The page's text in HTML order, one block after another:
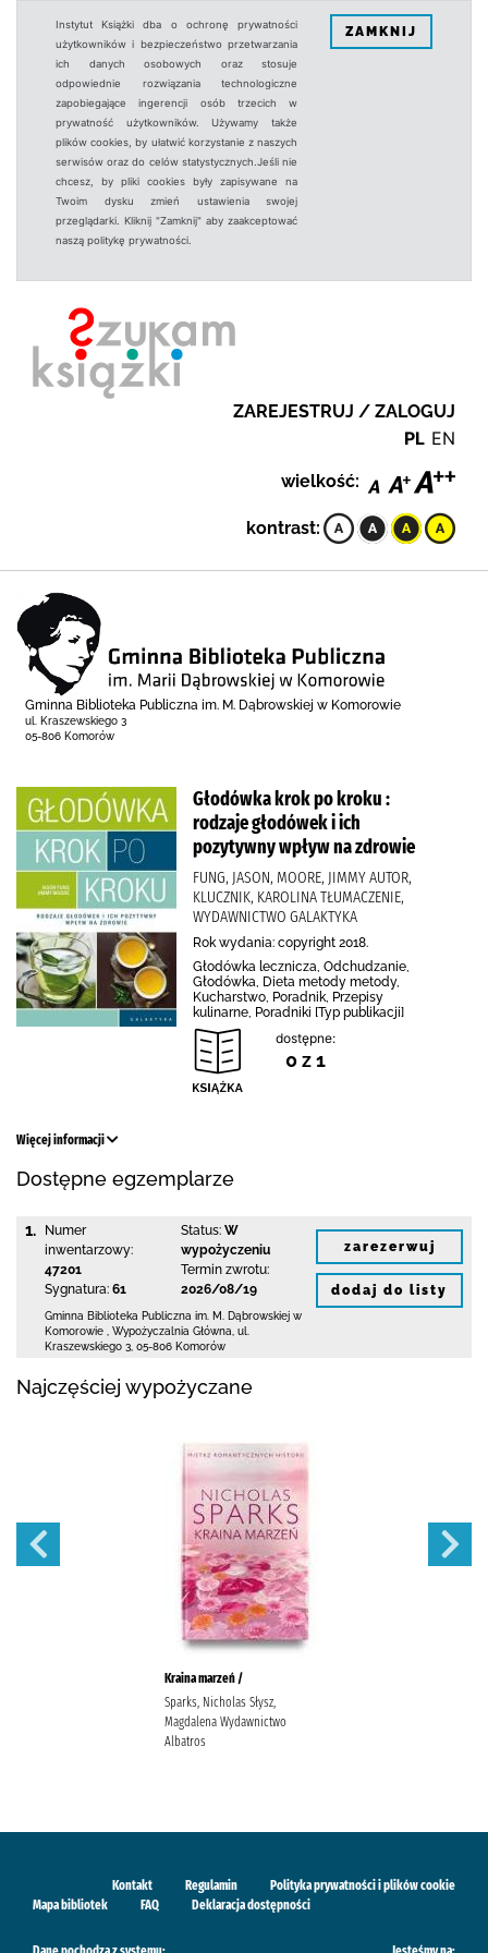
Instytut Książki dba o ochronę prywatności
użytkowników i bezpieczeństwo przetwarzania
ich danych osobowych oraz stosuje
odpowiednie rozwiązania technologiczne
zapobiegające ingerencji osób trzecich w
prywatność użytkowników. Używamy także
plików cookies, by ułatwić korzystanie z naszych
serwisów oraz do celów statystycznych.Jeśli nie
chcesz, by pliki cookies były zapisywane na
Twoim dysku zmień ustawienia swojej
przeglądarki. Kliknij "Zamknij" aby zaakceptować
naszą politykę prywatności.
ZAMKNIJ
ZAREJESTRUJ / ZALOGUJ
PL EN
wielkość:
kontrast:
Gminna Biblioteka Publiczna im. M. Dąbrowskiej w Komorowie
ul. Kraszewskiego 3
05-806 Komorów
Głodówka krok po kroku :
rodzaje głodówek i ich
pozytywny wpływ na zdrowie
FUNG, JASON, MOORE, JIMMY AUTOR,
KLUCZNIK, KAROLINA TŁUMACZENIE,
WYDAWNICTWO GALAKTYKA
Rok wydania: copyright 2018.
Głodówka lecznicza, Odchudzanie,
Głodówka, Dieta metody metody,
Kucharstwo, Poradnik, Przepisy
kulinarne, Poradniki [Typ publikacji]
dostępne:
0 z 1
Więcej informacji
Dostępne egzemplarze
1.
Numer
inwentarzowy:
47201
Sygnatura: 61
Status: W
wypożyczeniu
Termin zwrotu:
2026/08/19
Gminna Biblioteka Publiczna im. M. Dąbrowskiej w
Komorowie
Wypożyczalnia Główna, ul.
Kraszewskiego 3 05-806 Komorów
zarezerwuj
dodaj do listy
Najczęściej wypożyczane
Kraina marzeń /
Sparks, Nicholas Słysz,
Magdalena Wydawnictwo
Albatros
Kontakt Regulamin
Polityka prywatności i plików cookie
Mapa bibliotek
FAQ Deklaracja dostępności